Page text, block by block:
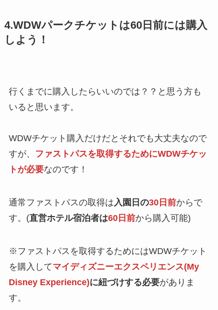
4.WDWパークチケットは60日前には購入
しよう！
行くまでに購入したらいいのでは？？と思う方も
いると思います。
WDWチケット購入だけだとそれでも大丈夫なので
すが、
ファストパスを取得するためにWDWチケッ
トが必要なのです！
通常ファストパスの取得は入園日の30日前からで
す。(直営ホテル宿泊者は60日前から購入可能)
※ファストパスを取得するためにはWDWチケット
を購入してマイディズニーエクスペリエンス(My
Disney Experience)に紐づけする必要がありま
す。